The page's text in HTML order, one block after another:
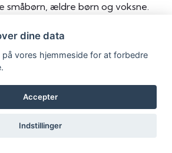
småbørn, ældre børn og voksne.
lækker, hvilket gør den til en utrolig
som mange forældre foretrækker til
babydyne.
dine data
vores hjemmeside for at forbedre
Accepter
Indstillinger